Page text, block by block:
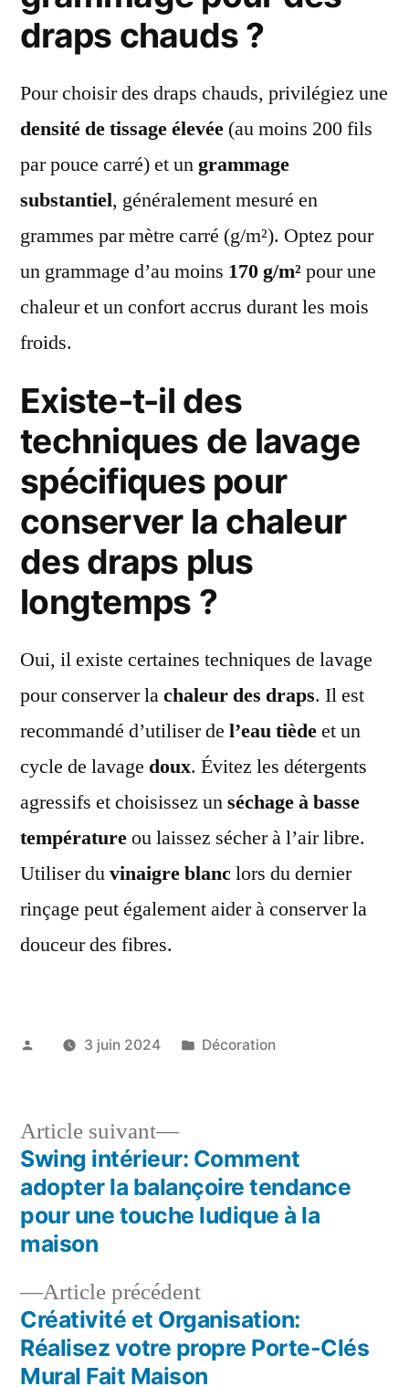
draps chauds ?
Pour choisir des draps chauds, privilégiez une
densité de tissage élevée (au moins 200 fils
par pouce carré) et ungrammage
substantiel, généralement mesuré en
grammes par mètre carré (g/m²). Optez pour
un grammage d’au moins 170 g/m² pour une
chaleur et un confort accrus durant les mois
froids.
Existe-t-il des
techniques de lavage
spécifiques pour
conserver la chaleur
des draps plus
longtemps ?
Oui, il existe certaines techniques de lavage
pour conserver lachaleur des draps. Il est
recommandé d’utiliser de l’eau tièdeet un
cycle de lavage doux. Évitez les détergents
agressifs et choisissez unséchage à basse
températureou laissez sécher à l’air libre.
Utiliser duvinaigre blanclors du dernier
rinçage peut également aider à conserver la
douceur des fibres.
Publié 3 juin 2024
Publié
Décoration
Navigation
de
l’article
Article précédentArticle
précédent :
Créativité et Organisation:
Réalisez votre propre Porte-Clés
Mural Fait Maison
Article suivant
Article
suivant :
Swing intérieur: Comment
adopter la balançoire tendance
pour une touche ludique à la
maison